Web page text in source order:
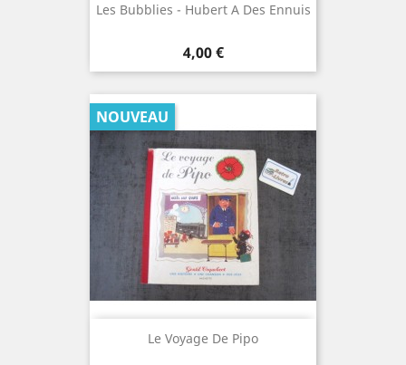
Les Bubblies - Hubert A Des Ennuis
Prix
4,00 €
Le Voyage De Pipo
NOUVEAU